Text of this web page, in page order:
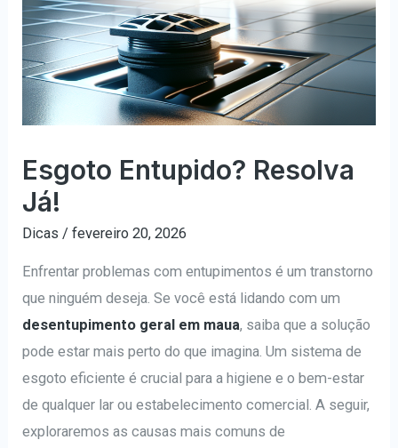
Esgoto Entupido? Resolva
Já!
Dicas /fevereiro 20, 2026
Enfrentar problemas com entupimentos é um transtorno
que ninguém deseja. Se você está lidando com um
desentupimento geral em maua, saiba que a solução
pode estar mais perto do que imagina. Um sistema de
esgoto eficiente é crucial para a higiene e o bem-estar
de qualquer lar ou estabelecimento comercial. A seguir,
exploraremos as causas mais comuns de